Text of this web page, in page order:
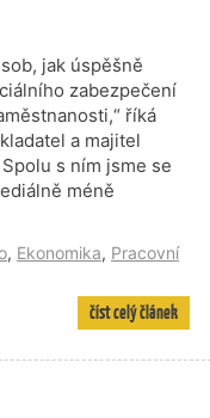
jak úspěšně
zabezpečení
říká
a majitel
s ním jsme se
méně
, Ekonomika, Pracovní
číst celý článek